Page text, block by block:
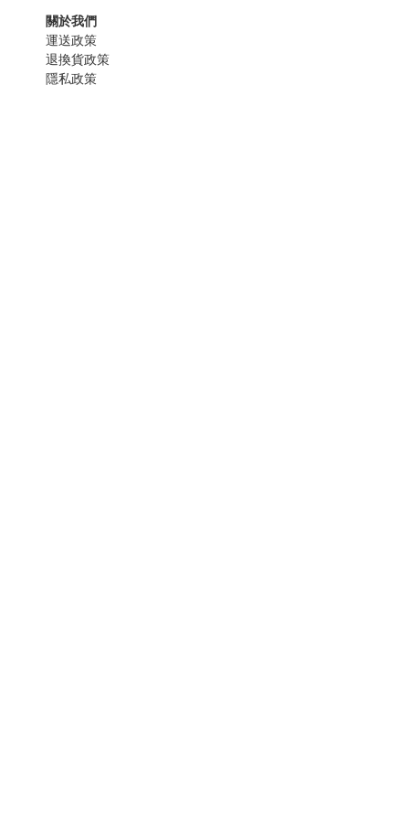
關於我們
運送政策
退換貨政策
隱私政策